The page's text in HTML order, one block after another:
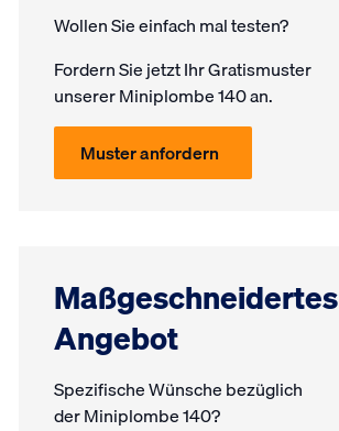
Wollen Sie einfach mal testen?
Fordern Sie jetzt Ihr Gratis­muster
unserer Miniplombe 140 an.
Muster anfordern
Maßgeschneidertes
Angebot
Spezifische Wünsche bezüglich
der Miniplombe 140?